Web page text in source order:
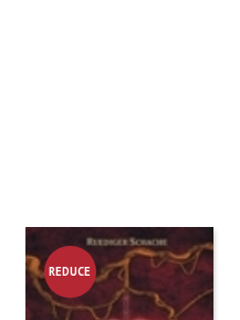
REDUCE